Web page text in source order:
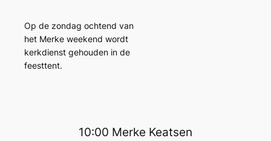
Op de zondag ochtend van
het Merke weekend wordt
kerkdienst gehouden in de
feesttent.
10:00 Merke Keatsen